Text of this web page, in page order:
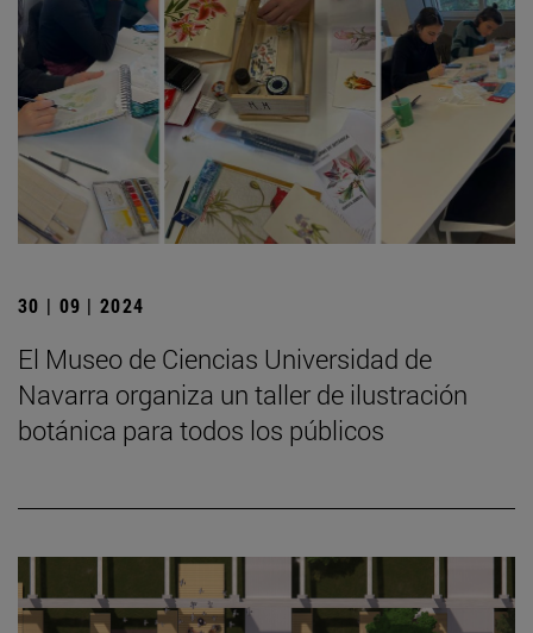
30 | 09 | 2024
El Museo de Ciencias Universidad de
Navarra organiza un taller de ilustración
botánica para todos los públicos